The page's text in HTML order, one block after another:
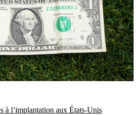
à l’implantation aux États-Unis